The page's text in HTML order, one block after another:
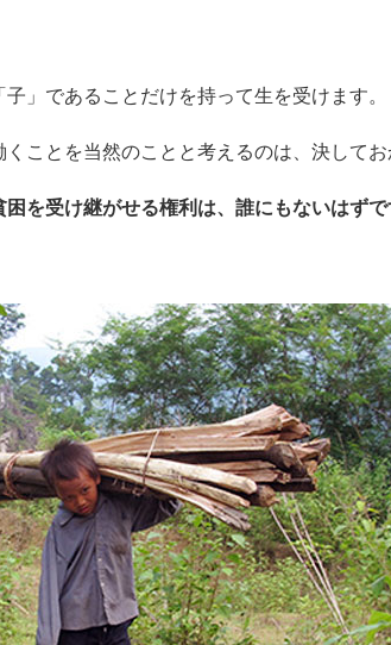
子」であることだけを持って生を受けます。
ことを当然のことと考えるのは、決してお
を受け継がせる権利は、誰にもないはずで